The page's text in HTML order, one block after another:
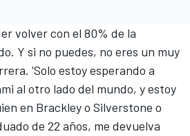
volver con el 80% de la
Y si no puedes, no eres un muy
'Solo estoy esperando a
al otro lado del mundo, y estoy
en Brackley o Silverstone o
de 22 años, me devuelva